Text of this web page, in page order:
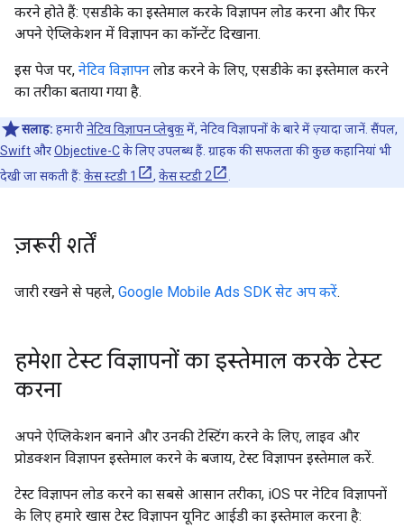
करने होते हैं: एसडीके का इस्तेमाल करके विज्ञापन लोड करना और फिर
अपने ऐप्लिकेशन में विज्ञापन का कॉन्टेंट दिखाना.
इस पेज पर, नेटिव विज्ञापन लोड करने के लिए, एसडीके का इस्तेमाल करने
का तरीका बताया गया है.
सलाह: हमारीनेटिव विज्ञापन प्लेबुकमें, नेटिव विज्ञापनों के बारे में ज़्यादा जानें. सैंपल,
SwiftऔरObjective-Cके लिए उपलब्ध हैं. ग्राहक की सफलता की कुछ कहानियां भी
देखी जा सकती हैं: केस स्टडी 1 , केस स्टडी 2
ज़रूरी शर्तें
जारी रखने से पहले, Google Mobile Ads SDK सेट अप करें.
हमेशा टेस्ट विज्ञापनों का इस्तेमाल करके टेस्ट
करना
अपने ऐप्लिकेशन बनाने और उनकी टेस्टिंग करने के लिए, लाइव और
प्रोडक्शन विज्ञापन इस्तेमाल करने के बजाय, टेस्ट विज्ञापन इस्तेमाल करें.
टेस्ट विज्ञापन लोड करने का सबसे आसान तरीका, iOS पर नेटिव विज्ञापनों
के लिए हमारे खास टेस्ट विज्ञापन यूनिट आईडी का इस्तेमाल करना है: